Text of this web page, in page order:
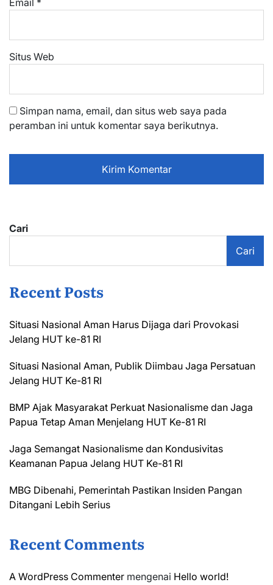
Situs Web
Simpan nama, email, dan situs web saya pada
peramban ini untuk komentar saya berikutnya.
Cari
Cari
Recent Posts
Situasi Nasional Aman Harus Dijaga dari Provokasi
Jelang HUT ke-81 RI
Situasi Nasional Aman, Publik Diimbau Jaga Persatuan
Jelang HUT Ke-81 RI
BMP Ajak Masyarakat Perkuat Nasionalisme dan Jaga
Papua Tetap Aman Menjelang HUT Ke-81 RI
Jaga Semangat Nasionalisme dan Kondusivitas
Keamanan Papua Jelang HUT Ke-81 RI
MBG Dibenahi, Pemerintah Pastikan Insiden Pangan
Ditangani Lebih Serius
Recent Comments
A WordPress Commenter mengenai Hello world!